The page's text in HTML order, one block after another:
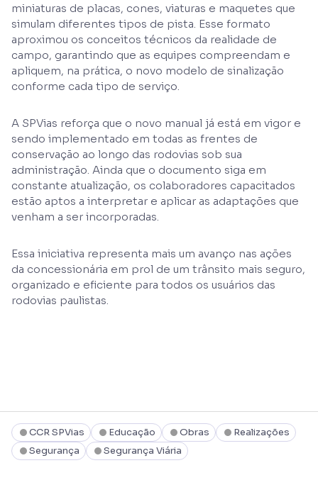
miniaturas de placas, cones, viaturas e maquetes que
simulam diferentes tipos de pista. Esse formato
aproximou os conceitos técnicos da realidade de
campo, garantindo que as equipes compreendam e
apliquem, na prática, o novo modelo de sinalização
conforme cada tipo de serviço.
A SPVias reforça que o novo manual já está em vigor e
sendo implementado em todas as frentes de
conservação ao longo das rodovias sob sua
administração. Ainda que o documento siga em
constante atualização, os colaboradores capacitados
estão aptos a interpretar e aplicar as adaptações que
venham a ser incorporadas.
Essa iniciativa representa mais um avanço nas ações
da concessionária em prol de um trânsito mais seguro,
organizado e eficiente para todos os usuários das
rodovias paulistas.
CCR SPVias Educação Obras
Realizações
Segurança
Segurança Viária